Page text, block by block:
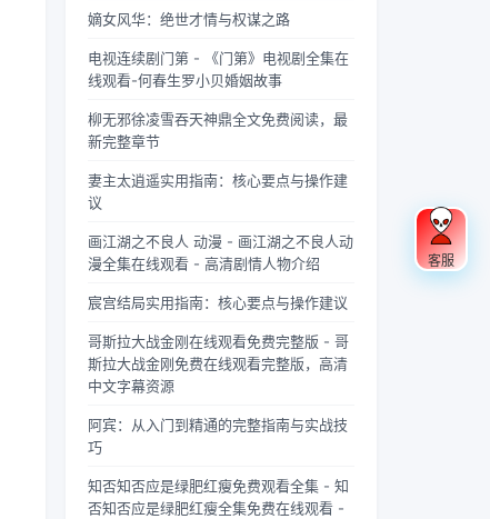
灵”，
方，是
古代先
地自然
敬畏与
想象的
结晶。
龙的传
说，在
地...
是强弩
掌教真
人灰袍
握着诛
手不住
外那尊
身高万
睡，结
气里全
檀香的
能陷进
去半个
绒...
个版
《庆余
忠实观
众，可
现这部
剧在不
同视频
平台上
两个略
有差异
本，不
对此感
到好
奇：明
明是同
一部
么会有
两个版
英气。
普通僧
人的慈
目，武
神中常
的光，
仿佛能
切虚
们的拳
脚之
是藏着
量，
“武僧
后，阳
叶的缝
在少女
她坐在
旧书摊
指轻轻
泛黄的
书页，
闪烁着
与迷
茫。夏
嫡女风华：绝世才情与权谋之路
电视连续剧门第 - 《门第》电视剧全集在
线观看-何春生罗小贝婚姻故事
柳无邪徐凌雪吞天神鼎全文免费阅读，最
新完整章节
妻主太逍遥实用指南：核心要点与操作建
议
画江湖之不良人 动漫 - 画江湖之不良人动
漫全集在线观看 - 高清剧情人物介绍
宸宫结局实用指南：核心要点与操作建议
哥斯拉大战金刚在线观看免费完整版 - 哥
斯拉大战金刚免费在线观看完整版，高清
中文字幕资源
阿宾：从入门到精通的完整指南与实战技
巧
知否知否应是绿肥红瘦免费观看全集 - 知
否知否应是绿肥红瘦全集免费在线观看 -
客服